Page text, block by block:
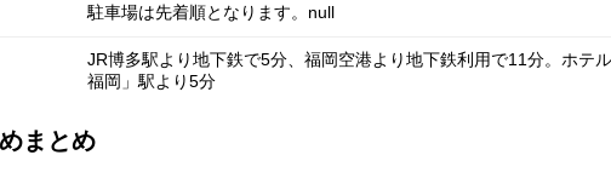
駐車場は先着順となります。null
JR博多駅より地下鉄で5分、福岡空港より地下鉄利用で11分。ホテ
福岡」駅より5分
まとめ